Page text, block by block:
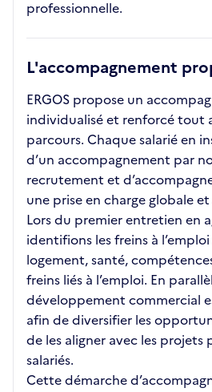
professionnelle.
L'accompagnement
ERGOS propose un
individualisé et renforcé tout
parcours. Chaque salarié en
d’un accompagnement par
recrutement et
une prise en charge globale
Lors du premier entretien en
identifions les freins à
logement, santé,
freins liés à l’emploi. En
développement commercial
afin de diversifier les
de les aligner avec les projets
salariés.
Cette démarche